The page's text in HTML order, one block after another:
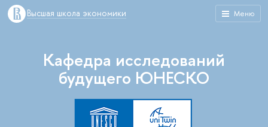
Меню
Высшая школа экономики
Кафедра исследований
будущего ЮНЕСКО